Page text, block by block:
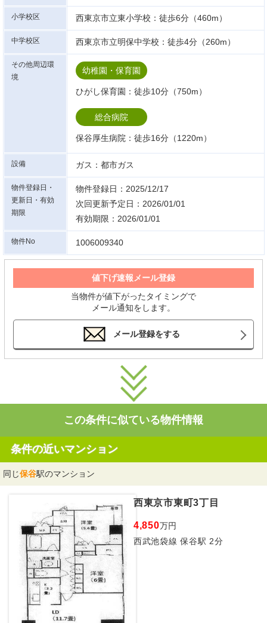
小学校区 西東京市立東小学校：徒歩6分（460m）
中学校区 西東京市立明保中学校：徒歩4分（260m）
その他周辺環
境
幼稚園・保育園
ひがし保育園：徒歩10分（750m）
総合病院
保谷厚生病院：徒歩16分（1220m）
設備 ガス：都市ガス
物件登録日・
更新日・有効
期限
物件登録日：2025/12/17
次回更新予定日：2026/01/01
有効期限：2026/01/01
物件No 1006009340
値下げ速報メール登録
当物件が値下がったタイミングで
メール通知をします。
メール登録をする
この条件に似ている物件情報
条件の近いマンション
同じ保谷駅のマンション
西東京市東町3丁目
4,850万円
西武池袋線 保谷駅 2分